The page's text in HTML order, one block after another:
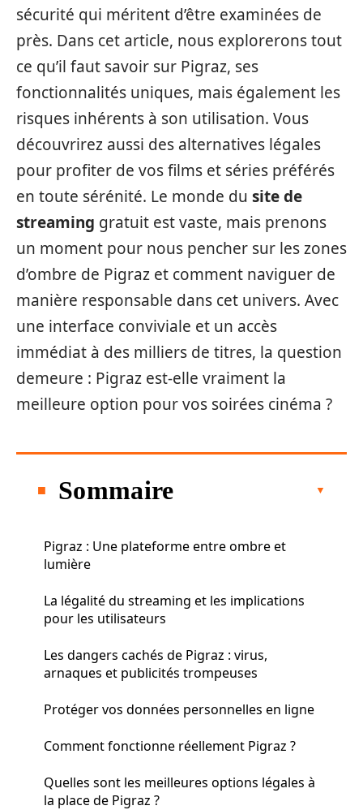
sécurité qui méritent d’être examinées de
près. Dans cet article, nous explorerons tout
ce qu’il faut savoir sur Pigraz, ses
fonctionnalités uniques, mais également les
risques inhérents à son utilisation. Vous
découvrirez aussi des alternatives légales
pour profiter de vos films et séries préférés
en toute sérénité. Le monde du site de
streaming gratuit est vaste, mais prenons
un moment pour nous pencher sur les zones
d’ombre de Pigraz et comment naviguer de
manière responsable dans cet univers. Avec
une interface conviviale et un accès
immédiat à des milliers de titres, la question
demeure : Pigraz est-elle vraiment la
meilleure option pour vos soirées cinéma ?
Sommaire
Pigraz : Une plateforme entre ombre et
lumière
La légalité du streaming et les implications
pour les utilisateurs
Les dangers cachés de Pigraz : virus,
arnaques et publicités trompeuses
Protéger vos données personnelles en ligne
Comment fonctionne réellement Pigraz ?
Quelles sont les meilleures options légales à
la place de Pigraz ?